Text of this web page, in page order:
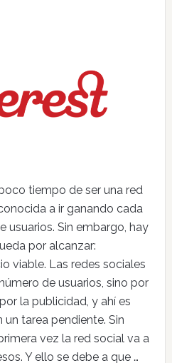
tiempo de ser una red
a ir ganando cada
usuarios. Sin embargo, hay
por alcanzar:
viable. Las redes sociales
de usuarios, sino por
la publicidad, y ahí es
tarea pendiente. Sin
vez la red social va a
Y ello se debe a que …